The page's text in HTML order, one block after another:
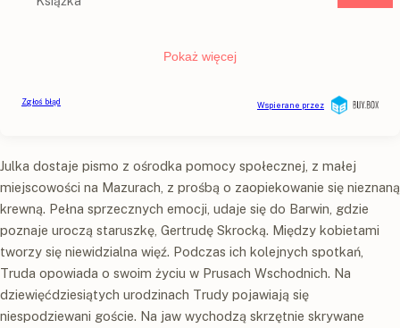
Julka dostaje pismo z ośrodka pomocy społecznej, z małej
miejscowości na Mazurach, z prośbą o zaopiekowanie się nieznaną
krewną. Pełna sprzecznych emocji, udaje się do Barwin, gdzie
poznaje uroczą staruszkę, Gertrudę Skrocką. Między kobietami
tworzy się niewidzialna więź. Podczas ich kolejnych spotkań,
Truda opowiada o swoim życiu w Prusach Wschodnich. Na
dziewięćdziesiątych urodzinach Trudy pojawiają się
niespodziewani goście. Na jaw wychodzą skrzętnie skrywane